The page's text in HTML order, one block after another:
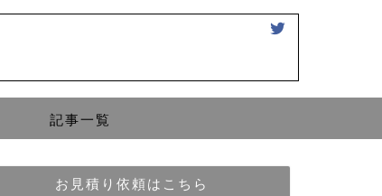
記事一覧
お見積り依頼はこちら